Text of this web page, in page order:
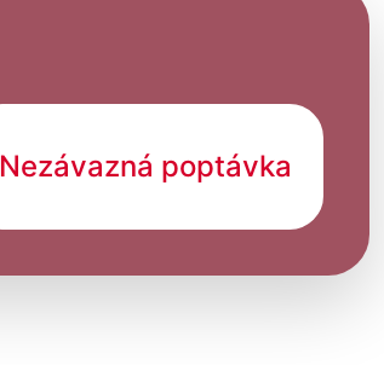
Nezávazná poptávka